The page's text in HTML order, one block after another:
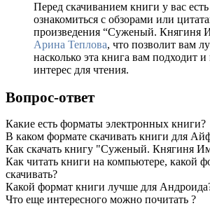
Перед скачиванием книги у вас
ознакомиться с обзорами или
произведения “Суженый. Княгиня
Арина Теплова, что позволит вам
насколько эта книга вам подходит
интерес для чтения.
Вопрос-ответ
Какие есть форматы электронных книги?
В каком формате скачивать книги для
Как скачать книгу "Суженый. Княгиня
Как читать книги на компьютере, какой
скачивать?
Какой формат книги лучше для
Что еще интересного можно почитать ?